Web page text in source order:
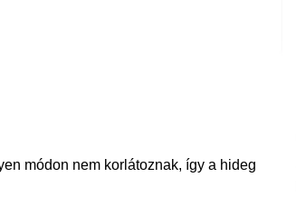
módon nem korlátoznak, így a hideg